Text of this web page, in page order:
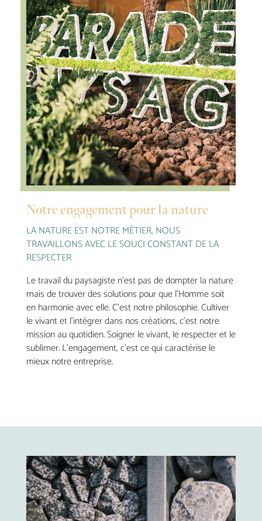
Notre engagement pour la nature
LA NATURE EST NOTRE MÉTIER, NOUS
TRAVAILLONS AVEC LE SOUCI CONSTANT DE LA
RESPECTER
Le travail du paysagiste n’est pas de dompter la nature
mais de trouver des solutions pour que l’Homme soit
en harmonie avec elle. C’est notre philosophie. Cultiver
le vivant et l’intégrer dans nos créations, c’est notre
mission au quotidien. Soigner le vivant, le respecter et le
sublimer. L’engagement, c’est ce qui caractérise le
mieux notre entreprise.